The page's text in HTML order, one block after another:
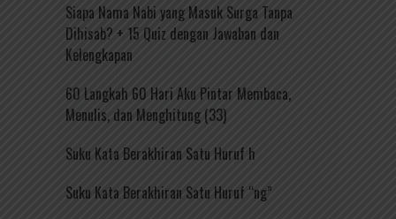
Siapa Nama Nabi yang Masuk Surga Tanpa
Dihisab? + 15 Quiz dengan Jawaban dan
Kelengkapan
60 Langkah 60 Hari Aku Pintar Membaca,
Menulis, dan Menghitung (33)
Suku Kata Berakhiran Satu Huruf h
Suku Kata Berakhiran Satu Huruf “ng”